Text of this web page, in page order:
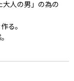
大人の男」の為の
る。